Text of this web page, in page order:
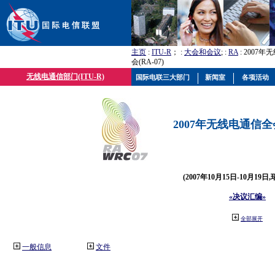
主页 : ITU-R ； : 大会和会议; : RA: 2007年
会(RA-07)
无线电通信部门(ITU-R)
2007年无线电通信
(2007年10月15日-10月19日,
«决议汇编»
全部展开
一般信息 文件
国际电联三大部门 新闻室 各项活动